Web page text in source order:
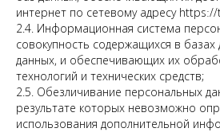
интернет по сетевому адресу
2.4. Информационная система
совокупность содержащихся в
данных, и обеспечивающих их
технологий и технических средств;
2.5. Обезличивание персональных
результате которых невозможно
использования дополнительной